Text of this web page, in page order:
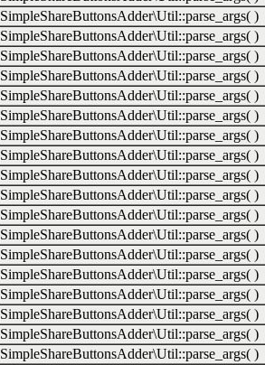
SimpleShareButtonsAdder\Util::parse_args( )
SimpleShareButtonsAdder\Util::parse_args( )
SimpleShareButtonsAdder\Util::parse_args( )
SimpleShareButtonsAdder\Util::parse_args( )
SimpleShareButtonsAdder\Util::parse_args( )
SimpleShareButtonsAdder\Util::parse_args( )
SimpleShareButtonsAdder\Util::parse_args( )
SimpleShareButtonsAdder\Util::parse_args( )
SimpleShareButtonsAdder\Util::parse_args( )
SimpleShareButtonsAdder\Util::parse_args( )
SimpleShareButtonsAdder\Util::parse_args( )
SimpleShareButtonsAdder\Util::parse_args( )
SimpleShareButtonsAdder\Util::parse_args( )
SimpleShareButtonsAdder\Util::parse_args( )
SimpleShareButtonsAdder\Util::parse_args( )
SimpleShareButtonsAdder\Util::parse_args( )
SimpleShareButtonsAdder\Util::parse_args( )
SimpleShareButtonsAdder\Util::parse_args( )